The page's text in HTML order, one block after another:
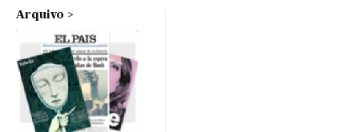
Arquivo